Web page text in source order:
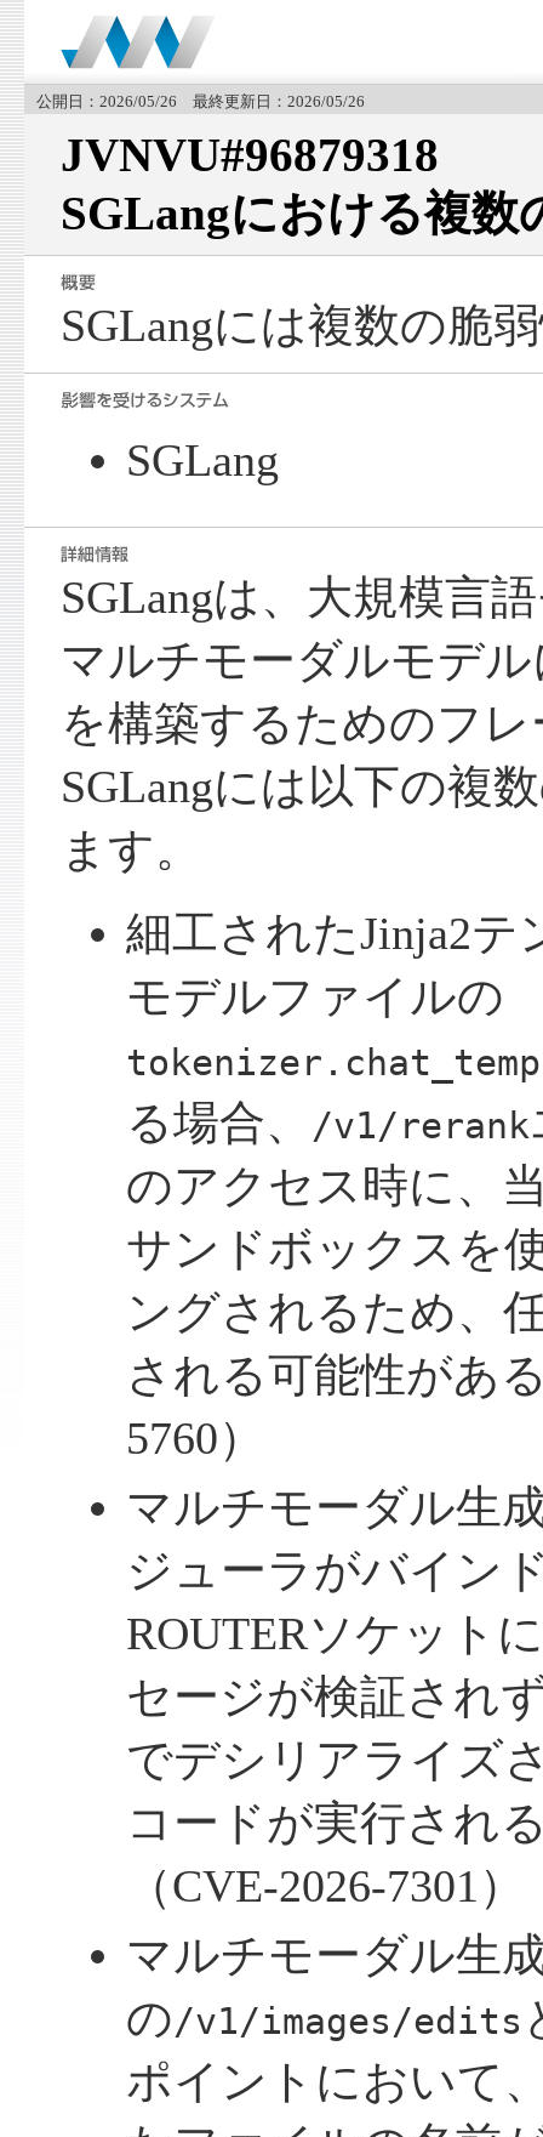
公開日：2026/05/26 最終更新日：2026/05/26
JVNVU#96879318
SGLangにおける複数
SGLangには複数の脆
SGLang
SGLangは、大規模言
マルチモーダルモデ
を構築するためのフ
SGLangには以下の複
ます。
細工されたJinja2テ
モデルファイルの
る場合、 /v1/rerank
のアクセス時に、
サンドボックスを
ングされるため、
される可能性があ
5760）
マルチモーダル生
ジューラがバイン
ROUTERソケット
セージが検証され
でデシリアライズ
コードが実行され
（CVE-2026-7301）
マルチモーダル生
の/v1/images/edits
ポイントにおいて